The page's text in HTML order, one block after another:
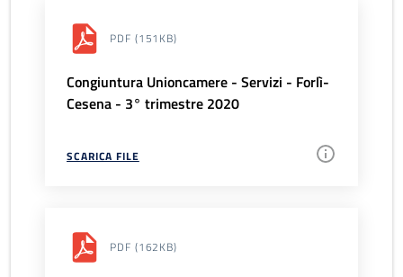
PDF (151KB)
Congiuntura Unioncamere - Servizi - Forlì-
Cesena - 3° trimestre 2020
SCARICA FILE
PDF (162KB)